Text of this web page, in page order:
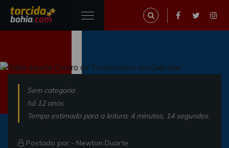
Sem categoria
há 12 anos
Tempo estimado para a leitura: 4 minutos, 14 segundos.
Postado por - Newton Duarte